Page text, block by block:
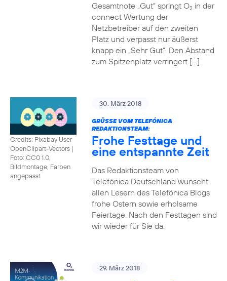
Gesamtnote „Gut“ springt O2in der
connect Wertung der
Netzbetreiber auf den zweiten
Platz und verpasst nur äußerst
knapp ein „Sehr Gut“. Den Abstand
zum Spitzenplatz verringert […]
Credits: Pixabay User
OpenClipart-Vectors |
Foto: CC0 1.0,
Bildmontage, Farben
angepasst
30. März 2018
GRÜSSE VOM TELEFÓNICA R
EDAKTIONSTEAM:
Frohe Festtage und
eine entspannte Zeit
Das Redaktionsteam von
Telefónica Deutschland wünscht
allen Lesern des Telefónica Blogs
frohe Ostern sowie erholsame
Feiertage. Nach den Festtagen sind
wir wieder für Sie da.
29. März 2018